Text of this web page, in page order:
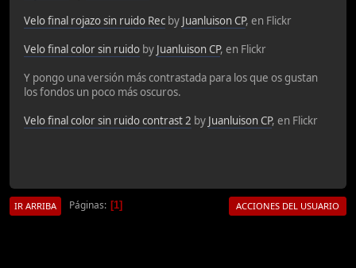
Velo final rojazo sin ruido Rec by Juanluison CP, en Flickr
Velo final color sin ruido by Juanluison CP, en Flickr
Y pongo una versión más contrastada para los que os gustan
los fondos un poco más oscuros.
Velo final color sin ruido contrast 2 by Juanluison CP, en Flickr
IR ARRIBA Páginas 1 ACCIONES DEL USUARIO